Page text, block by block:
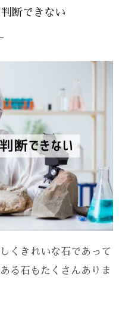
断できない
くきれいな石であって
る石もたくさんありま